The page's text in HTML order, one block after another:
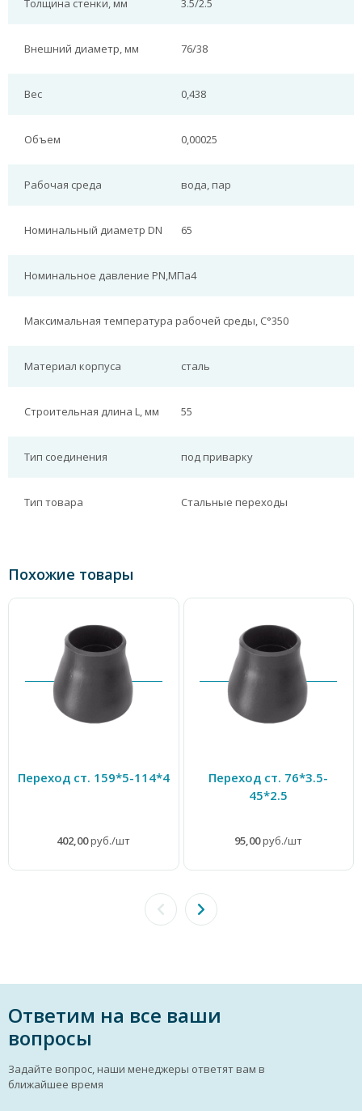
Толщина стенки, мм 3.5/2.5
Внешний диаметр, мм 76/38
Вес 0,438
Объем 0,00025
Рабочая среда вода, пар
Номинальный диаметр DN 65
Номинальное давление PN,МПа4
Максимальная температура рабочей среды, С°350
Материал корпуса сталь
Строительная длина L, мм 55
Тип соединения под приварку
Тип товара Стальные переходы
Похожие товары
Переход ст. 159*5-114*4
402,00руб./шт
Переход ст. 76*3.5-
45*2.5
95,00руб./шт
Ответим на все ваши
вопросы
Задайте вопрос, наши менеджеры ответят вам в
ближайшее время